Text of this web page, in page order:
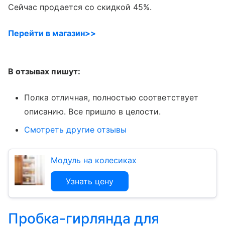
Сейчас продается со скидкой 45%.
Перейти в магазин>>
В отзывах пишут:
Полка отличная, полностью соответствует
описанию. Все пришло в целости.
Смотреть другие отзывы
Модуль на колесиках
Узнать цену
Пробка-гирлянда для